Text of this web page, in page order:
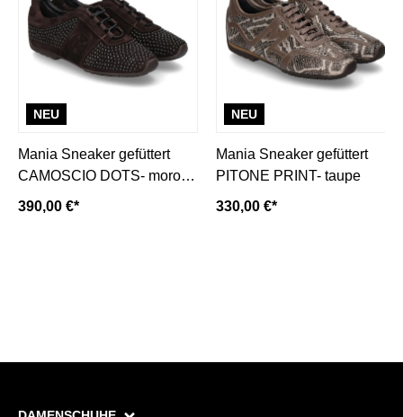
NEU
Mania Sneaker gefüttert
CAMOSCIO DOTS- moro/
dunkelbraun
390,00 €*
NEU
Mania Sneaker gefüttert
PITONE PRINT- taupe
330,00 €*